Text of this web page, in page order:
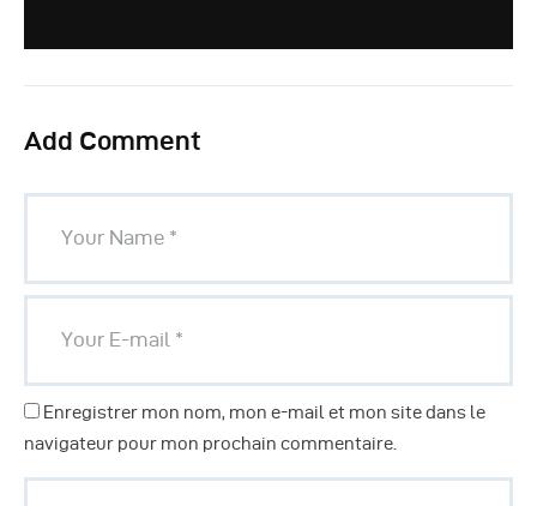
Add Comment
Enregistrer mon nom, mon e-mail et mon site dans le
navigateur pour mon prochain commentaire.